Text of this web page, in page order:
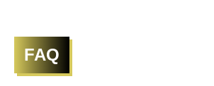
FAQ